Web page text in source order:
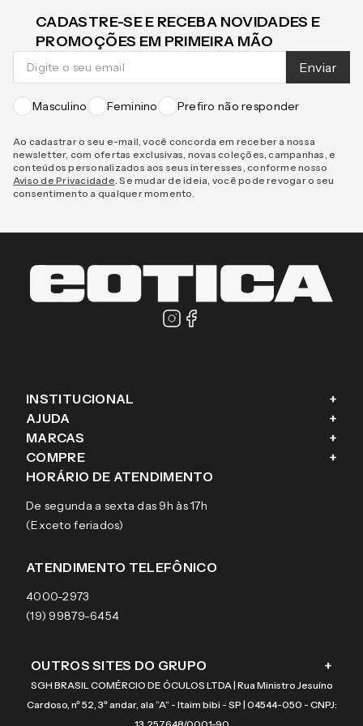
CADASTRE-SE E RECEBA NOVIDADES E
PROMOÇÕES EM PRIMEIRA MÃO
Enviar
Masculino Feminino Prefiro não responder
Ao cadastrar o seu e-mail, você concorda em receber a nossa
newsletter, com ofertas exclusivas, novas coleções, campanhas, e
conteúdos personalizados aos seus interesses, conforme nosso
Aviso de Privacidade . Se mudar de ideia, você pode revogar o seu
consentimento a qualquer momento.
INSTITUCIONAL +
Sobre a eÓtica
Aviso de privacidade
Termos e condições de uso
AJUDA +
Trocas e Devoluções
Pagamentos
Garantias
MARCAS +
Ray-Ban
Tecnol
Arnette
Burberry
COMPRE +
Óculos de sol
Lentes de contato
HORÁRIO DE ATENDIMENTO
De segunda a sexta das 9h às 17h
(Exceto feriados)
ATENDIMENTO TELEFÔNICO
4000-2973
(19) 99879-6454
OUTROS SITES DO GRUPO +
SGH BRASIL COMÉRCIO DE ÓCULOS LTDA | Rua Ministro Jesuíno
Cardoso, nº 52, 3º andar, ala “A” - Itaim bibi - SP | 04544-050 - CNPJ: